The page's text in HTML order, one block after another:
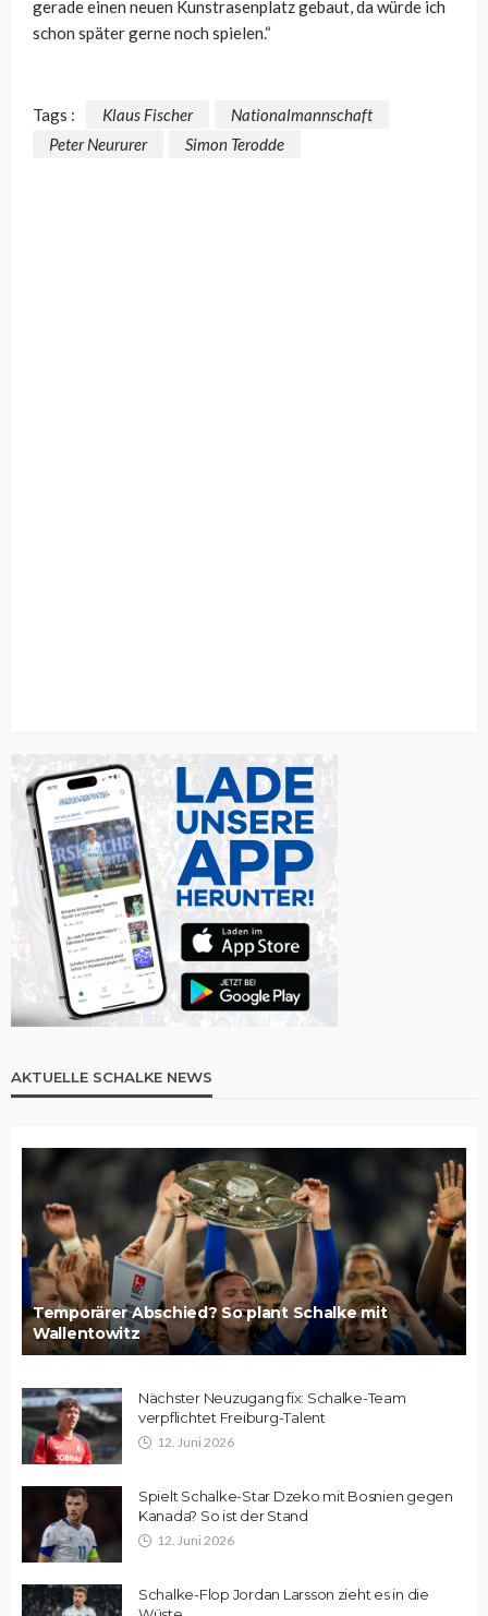
gerade einen neuen Kunstrasenplatz gebaut, da würde ich
schon später gerne noch spielen.“
Tags : Klaus Fischer
Nationalmannschaft
Peter Neururer
Simon Terodde
AKTUELLE SCHALKE NEWS
Temporärer Abschied? So plant Schalke mit
Wallentowitz
Nächster Neuzugang fix: Schalke-Team
verpflichtet Freiburg-Talent
12. Juni 2026
Spielt Schalke-Star Dzeko mit Bosnien gegen
Kanada? So ist der Stand
12. Juni 2026
Schalke-Flop Jordan Larsson zieht es in die